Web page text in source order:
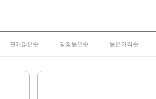
판매많은순 평점높은순 높은가격순